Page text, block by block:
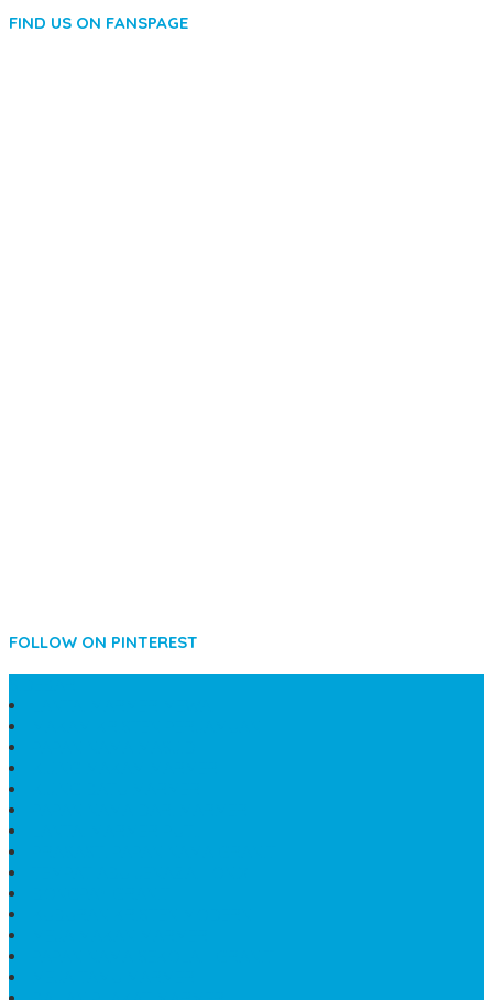
FIND US ON FANSPAGE
FOLLOW ON PINTEREST